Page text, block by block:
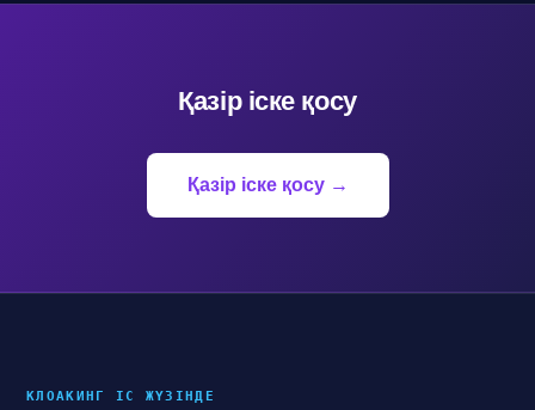
Қазір іске қосу
Қазір іске қосу →
КЛОАКИНГ ІС ЖҮЗІНДЕ